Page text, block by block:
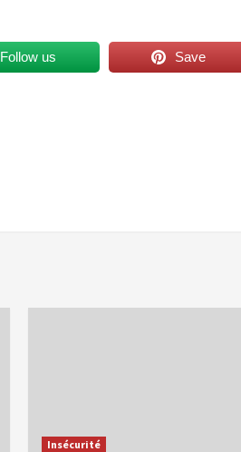
Follow us Save
Insécurité